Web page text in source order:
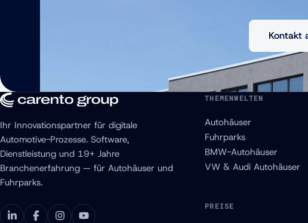
Kontakt
Ihr Innovationspartner für digitale
Automotive-Prozesse. Software,
Dienstleistung und 19+ Jahre
Branchenerfahrung — für Autohäuser und
Fuhrparks.
THEMENWELTEN
Autohäuser
Fuhrparks
BMW-Autohäuser
VW & Audi Autohäuser
PREISE